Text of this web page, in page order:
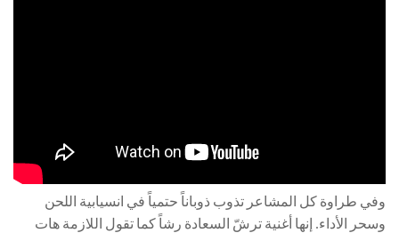
وفي طراوة كل المشاعر تذوب ذوباناً حتمياً في انسيابية اللحن
وسحر الأداء. إنها أغنية ترشّ السعادة رشاً كما تقول اللازمة هات